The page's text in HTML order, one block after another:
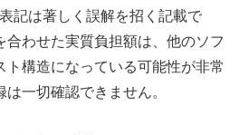
記は著しく誤解を招く記載で
合わせた実質負担額は、他のソフ
ト構造になっている可能性が非常
一切確認できません。